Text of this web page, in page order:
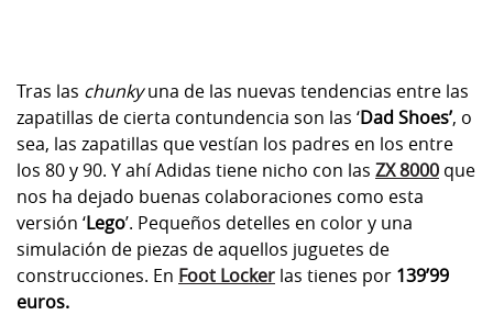
Tras las chunkyuna de las nuevas tendencias entre las
zapatillas de cierta contundencia son las ‘Dad Shoes’, o
sea, las zapatillas que vestían los padres en los entre
los 80 y 90. Y ahí Adidas tiene nicho con las ZX 8000 que
nos ha dejado buenas colaboraciones como esta
versión ‘Lego’. Pequeños detelles en color y una
simulación de piezas de aquellos juguetes de
construcciones. En Foot Locker las tienes por 139’99
euros.